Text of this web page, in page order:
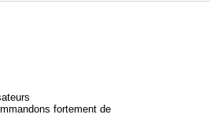
fortement de